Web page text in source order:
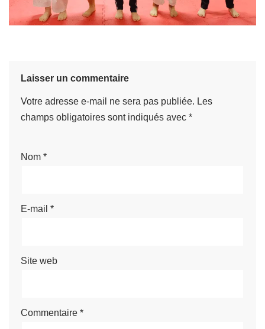
Laisser un commentaire
Votre adresse e-mail ne sera pas publiée. Les
champs obligatoires sont indiqués avec *
Nom *
E-mail *
Site web
Commentaire *